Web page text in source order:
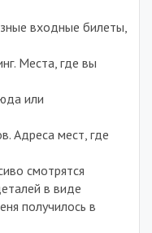
входные билеты,
Места, где вы
или
Адреса мест, где
смотрятся
в виде
получилось в